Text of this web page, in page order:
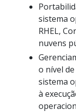
sistema
RHEL,
nuvens
o nível
sistema
à